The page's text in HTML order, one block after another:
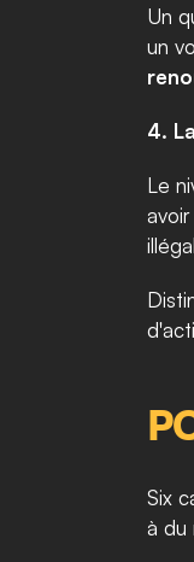
Un
4.
Le
Six
à du